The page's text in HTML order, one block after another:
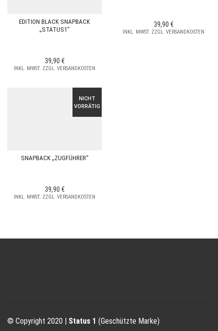
EDITION BLACK SNAPBACK
„STATUS1“
39,90 €
INKL. MWST. ZZGL. VERSANDKOSTEN
39,90 €
INKL. MWST. ZZGL. VERSANDKOSTEN
NICHT
VORRÄTIG
SNAPBACK „ZUGFÜHRER“
39,90 €
INKL. MWST. ZZGL. VERSANDKOSTEN
© Copyright 2020 | Status 1 (Geschützte Marke)